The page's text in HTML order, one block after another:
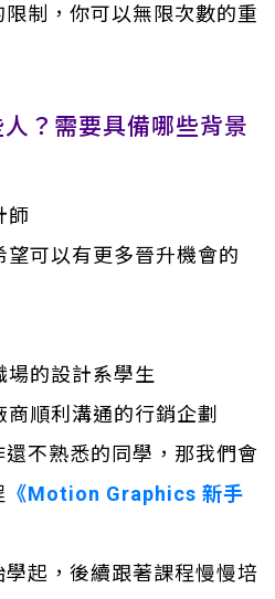
制，你可以無限次數的重
？需要具備哪些背景
師
可以有更多晉升機會的
場的設計系學生
順利溝通的行銷企劃
不熟悉的同學，那我們會
《Motion Graphics 新手
起，後續跟著課程慢慢培